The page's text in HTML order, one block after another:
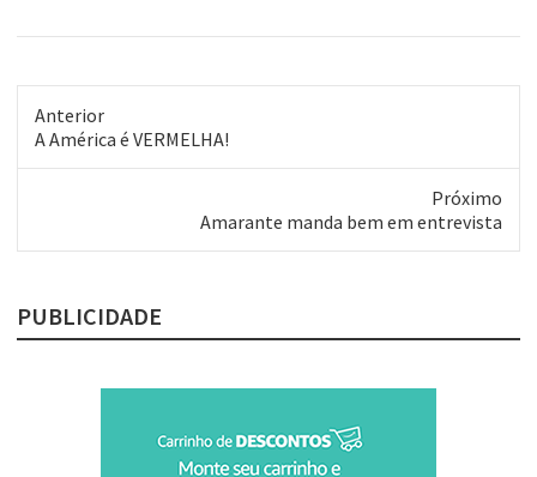
semana. Hoje tem que ter um
Colorado, é claro... (E o
Fabrício falando em regime...)
Anterior
Post
anterior:
A América é VERMELHA!
Próximo
post:
Amarante manda bem em entrevista
PUBLICIDADE